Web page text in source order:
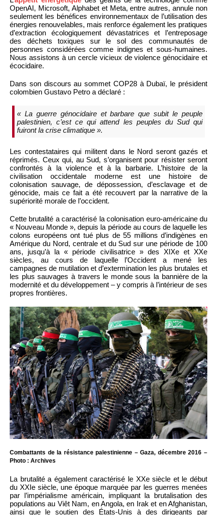
OpenAI, Microsoft, Alphabet et Meta, entre autres, annule non
seulement les bénéfices environnementaux de l’utilisation des
énergies renouvelables, mais renforce également les pratiques
d’extraction écologiquement dévastatrices et l’entreposage
des déchets toxiques sur le sol des communautés de
personnes considérées comme indignes et sous-humaines.
Nous assistons à un cercle vicieux de violence génocidaire et
écocidaire.
Dans son discours au sommet COP28 à Dubaï, le président
colombien Gustavo Petro a déclaré :
« La guerre génocidaire et barbare que subit le peuple
palestinien, c’est ce qui attend les peuples du Sud qui
fuiront la crise climatique ».
Les contestataires qui militent dans le Nord seront gazés et
réprimés. Ceux qui, au Sud, s’organisent pour résister seront
confrontés à la violence et à la barbarie. L’histoire de la
civilisation occidentale moderne est une histoire de
colonisation sauvage, de dépossession, d’esclavage et de
génocide, mais ce fait a été recouvert par la narrative de la
supériorité morale de l’occident.
Cette brutalité a caractérisé la colonisation euro-américaine du
« Nouveau Monde », depuis la période au cours de laquelle les
colons européens ont tué plus de 55 millions d’indigènes en
Amérique du Nord, centrale et du Sud sur une période de 100
ans, jusqu’à la « période civilisatrice » des XIXe et XXe
siècles, au cours de laquelle l’Occident a mené les
campagnes de mutilation et d’extermination les plus brutales et
les plus sauvages à travers le monde sous la bannière de la
modernité et du développement – y compris à l’intérieur de ses
propres frontières.
Combattants de la résistance palestinienne – Gaza, décembre 2016 –
Photo : Archives
La brutalité a également caractérisé le XXe siècle et le début
du XXIe siècle, une époque marquée par les guerres menées
par l’impérialisme américain, impliquant la brutalisation des
populations au Viêt Nam, en Angola, en Irak et en Afghanistan,
ainsi que le soutien des États-Unis à des dirigeants par